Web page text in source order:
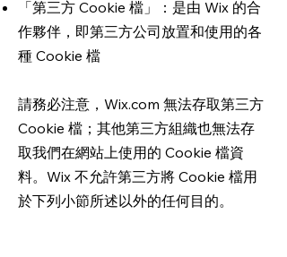
「第三方 Cookie 檔」：是由 Wix 的合
作夥伴，即第三方公司放置和使用的各
種 Cookie 檔
請務必注意，Wix.com 無法存取第三方
Cookie 檔；其他第三方組織也無法存
取我們在網站上使用的 Cookie 檔資
料。Wix 不允許第三方將 Cookie 檔用
於下列小節所述以外的任何目的。